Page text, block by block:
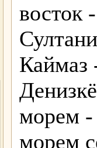
восток
Каймаз
морем -
морем